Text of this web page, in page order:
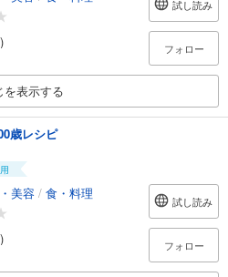
試し読み
フォロー
を表示する
歳レシピ
美容 / 食・料理
試し読み
フォロー